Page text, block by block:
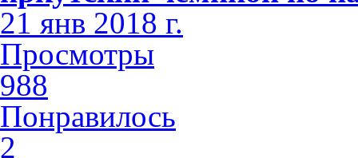
21 янв 2018 г.
Просмотры
988
Понравилось
2